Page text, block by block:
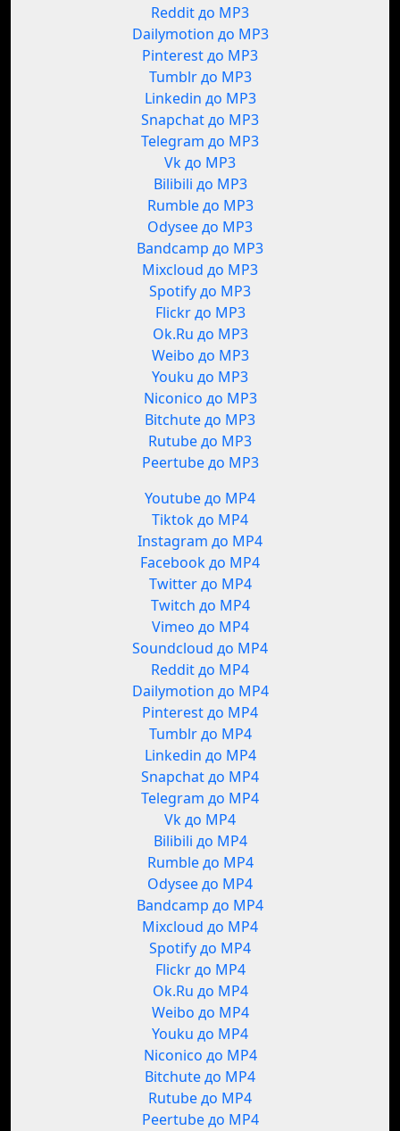
Reddit до MP3
Dailymotion до MP3
Pinterest до MP3
Tumblr до MP3
Linkedin до MP3
Snapchat до MP3
Telegram до MP3
Vk до MP3
Bilibili до MP3
Rumble до MP3
Odysee до MP3
Bandcamp до MP3
Mixcloud до MP3
Spotify до MP3
Flickr до MP3
Ok.Ru до MP3
Weibo до MP3
Youku до MP3
Niconico до MP3
Bitchute до MP3
Rutube до MP3
Peertube до MP3
Youtube до MP4
Tiktok до MP4
Instagram до MP4
Facebook до MP4
Twitter до MP4
Twitch до MP4
Vimeo до MP4
Soundcloud до MP4
Reddit до MP4
Dailymotion до MP4
Pinterest до MP4
Tumblr до MP4
Linkedin до MP4
Snapchat до MP4
Telegram до MP4
Vk до MP4
Bilibili до MP4
Rumble до MP4
Odysee до MP4
Bandcamp до MP4
Mixcloud до MP4
Spotify до MP4
Flickr до MP4
Ok.Ru до MP4
Weibo до MP4
Youku до MP4
Niconico до MP4
Bitchute до MP4
Rutube до MP4
Peertube до MP4